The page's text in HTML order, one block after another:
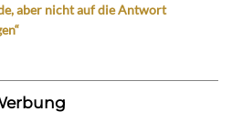
aber nicht auf die Antwort